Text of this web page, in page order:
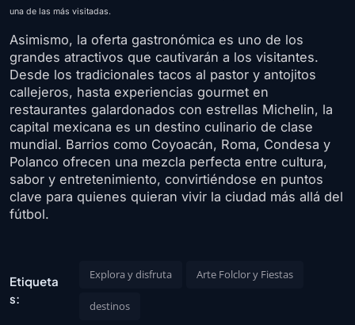
una de las más visitadas.
Asimismo, la oferta gastronómica es uno de los
grandes atractivos que cautivarán a los visitantes.
Desde los tradicionales tacos al pastor y antojitos
callejeros, hasta experiencias gourmet en
restaurantes galardonados con estrellas Michelin, la
capital mexicana es un destino culinario de clase
mundial. Barrios como Coyoacán, Roma, Condesa y
Polanco ofrecen una mezcla perfecta entre cultura,
sabor y entretenimiento, convirtiéndose en puntos
clave para quienes quieran vivir la ciudad más allá del
fútbol.
Etiqueta
s:
Explora y disfruta Arte Folclor y Fiestas
destinos